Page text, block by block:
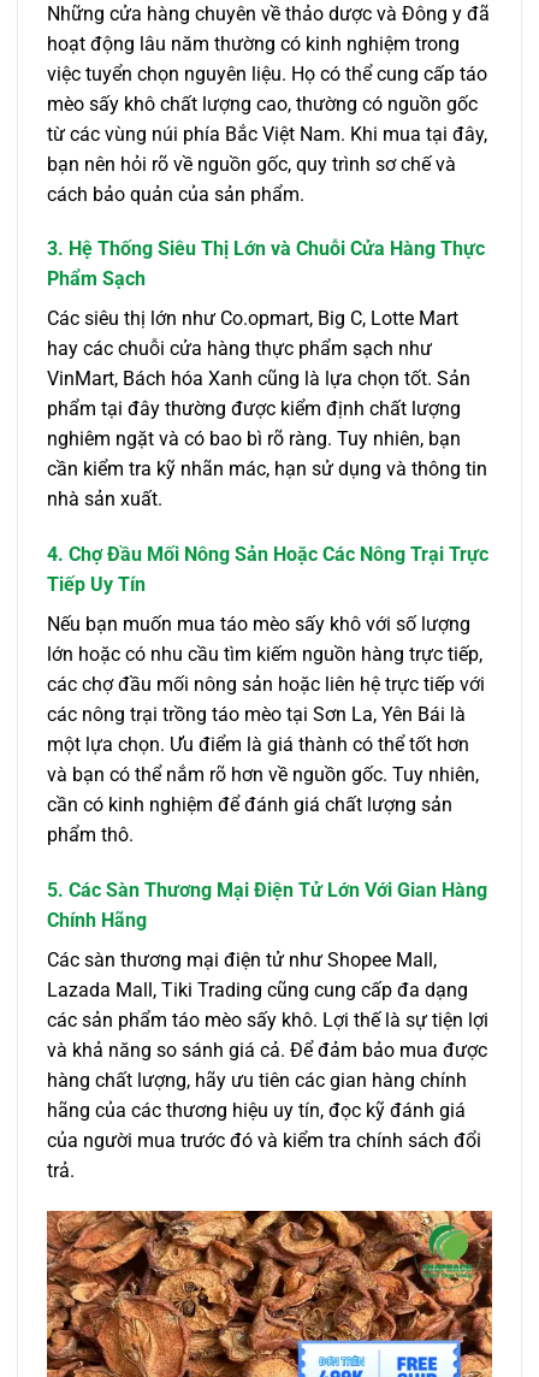
Những cửa hàng chuyên về thảo dược và Đông y đã
hoạt động lâu năm thường có kinh nghiệm trong
việc tuyển chọn nguyên liệu. Họ có thể cung cấp táo
mèo sấy khô chất lượng cao, thường có nguồn gốc
từ các vùng núi phía Bắc Việt Nam. Khi mua tại đây,
bạn nên hỏi rõ về nguồn gốc, quy trình sơ chế và
cách bảo quản của sản phẩm.
3. Hệ Thống Siêu Thị Lớn và Chuỗi Cửa Hàng Thực
Phẩm Sạch
Các siêu thị lớn như Co.opmart, Big C, Lotte Mart
hay các chuỗi cửa hàng thực phẩm sạch như
VinMart, Bách hóa Xanh cũng là lựa chọn tốt. Sản
phẩm tại đây thường được kiểm định chất lượng
nghiêm ngặt và có bao bì rõ ràng. Tuy nhiên, bạn
cần kiểm tra kỹ nhãn mác, hạn sử dụng và thông tin
nhà sản xuất.
4. Chợ Đầu Mối Nông Sản Hoặc Các Nông Trại Trực
Tiếp Uy Tín
Nếu bạn muốn mua táo mèo sấy khô với số lượng
lớn hoặc có nhu cầu tìm kiếm nguồn hàng trực tiếp,
các chợ đầu mối nông sản hoặc liên hệ trực tiếp với
các nông trại trồng táo mèo tại Sơn La, Yên Bái là
một lựa chọn. Ưu điểm là giá thành có thể tốt hơn
và bạn có thể nắm rõ hơn về nguồn gốc. Tuy nhiên,
cần có kinh nghiệm để đánh giá chất lượng sản
phẩm thô.
5. Các Sàn Thương Mại Điện Tử Lớn Với Gian Hàng
Chính Hãng
Các sàn thương mại điện tử như Shopee Mall,
Lazada Mall, Tiki Trading cũng cung cấp đa dạng
các sản phẩm táo mèo sấy khô. Lợi thế là sự tiện lợi
và khả năng so sánh giá cả. Để đảm bảo mua được
hàng chất lượng, hãy ưu tiên các gian hàng chính
hãng của các thương hiệu uy tín, đọc kỹ đánh giá
của người mua trước đó và kiểm tra chính sách đổi
trả.